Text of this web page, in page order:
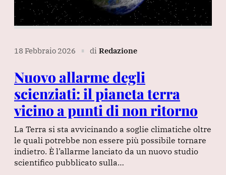
18 Febbraio 2026 ∎ di Redazione
Nuovo allarme degli
scienziati: il pianeta terra
vicino a punti di non ritorno
La Terra si sta avvicinando a soglie climatiche oltre
le quali potrebbe non essere più possibile tornare
indietro. È l’allarme lanciato da un nuovo studio
scientifico pubblicato sulla…